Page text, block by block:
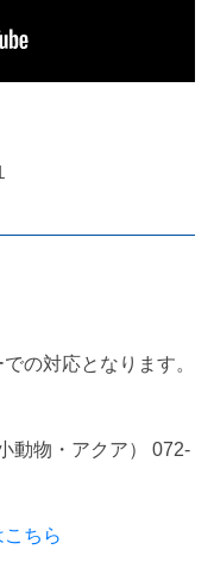
の対応となります。
動物・アクア） 072-
ちら